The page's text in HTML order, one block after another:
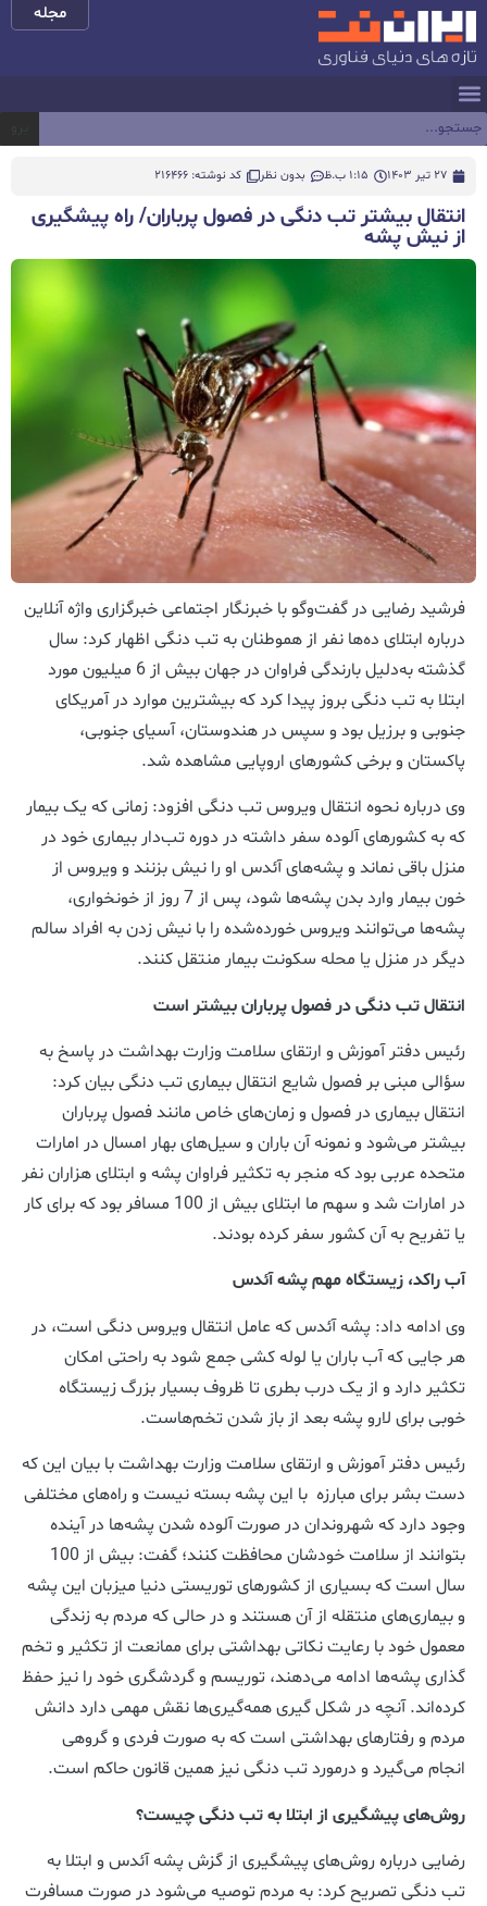
مجله
27 تیر 1403 1:15 ب.ظ بدون نظر کد نوشته: 216466
انتقال بیشتر تب دنگی در فصول پرباران/ راه پیشگیری
از نیش پشه
فرشید رضایی در گفت‌وگو با خبرنگار اجتماعی خبرگزاری واژه آنلاین
درباره ابتلای ده‌ها نفر از هموطنان به تب دنگی اظهار کرد: سال
گذشته به‌دلیل بارندگی فراوان در جهان بیش از 6 میلیون مورد
ابتلا به تب دنگی بروز پیدا کرد که بیشترین موارد در آمریکای
جنوبی و برزیل بود و سپس در هندوستان، آسیای جنوبی،
پاکستان و برخی کشورهای اروپایی مشاهده شد.
وی درباره نحوه انتقال ویروس تب دنگی افزود: زمانی که یک بیمار
که به کشورهای آلوده سفر داشته در دوره تب‌دار بیماری خود در
منزل باقی نماند و پشه‌های آئدس او را نیش بزنند و ویروس از
خون بیمار وارد بدن پشه‌ها شود، پس از 7 روز از خونخواری،
پشه‌ها می‌توانند ویروس خورده‌شده را با نیش زدن به افراد سالم
دیگر در منزل یا محله سکونت بیمار منتقل کنند.
انتقال تب دنگی در فصول پرباران بیشتر است
رئیس دفتر آموزش و ارتقای سلامت وزارت بهداشت در پاسخ به
سؤالی مبنی بر فصول شایع انتقال بیماری تب دنگی بیان کرد:
انتقال بیماری در فصول و زمان‌های خاص مانند فصول پرباران
بیشتر می‌شود و نمونه آن باران و سیل‌های بهار امسال در امارات
متحده عربی بود که منجر به تکثیر فراوان پشه و ابتلای هزاران نفر
در امارات شد و سهم ما ابتلای بیش از 100 مسافر بود که برای کار
یا تفریح به آن کشور سفر کرده بودند.
آب راکد، زیستگاه‌ مهم پشه آئدس
وی ادامه داد: پشه آئدس که عامل انتقال ویروس دنگی است، در
هر جایی که آب باران یا لوله کشی جمع شود به راحتی امکان
تکثیر دارد و از یک درب بطری تا ظروف بسیار بزرگ زیستگاه
خوبی برای لارو پشه بعد از باز شدن تخم‌هاست.
رئیس دفتر آموزش و ارتقای سلامت وزارت بهداشت با بیان این که
دست بشر برای مبارزه با این پشه بسته نیست و راه‌های مختلفی
وجود دارد که شهروندان در صورت آلوده شدن پشه‌ها در آینده
بتوانند از سلامت خودشان محافظت کنند؛ گفت: بیش از 100
سال است که بسیاری از کشورهای توریستی دنیا میزبان این پشه
و بیماری‌های منتقله از آن هستند و در حالی که مردم به زندگی
معمول خود با رعایت نکاتی بهداشتی برای ممانعت از تکثیر و تخم
گذاری پشه‌ها ادامه می‌دهند، توریسم و گردشگری خود را نیز حفظ
کرده‌اند. آنچه در شکل گیری همه‌گیری‌ها نقش مهمی دارد دانش
مردم و رفتارهای بهداشتی است که به صورت فردی و گروهی
انجام می‌گیرد و درمورد تب دنگی نیز همین قانون حاکم است.
روش‌های پیشگیری از ابتلا به تب دنگی چیست؟
رضایی درباره روش‌های پیشگیری از گزش پشه آئدس و ابتلا به
تب دنگی تصریح کرد: به مردم توصیه می‌شود در صورت مسافرت